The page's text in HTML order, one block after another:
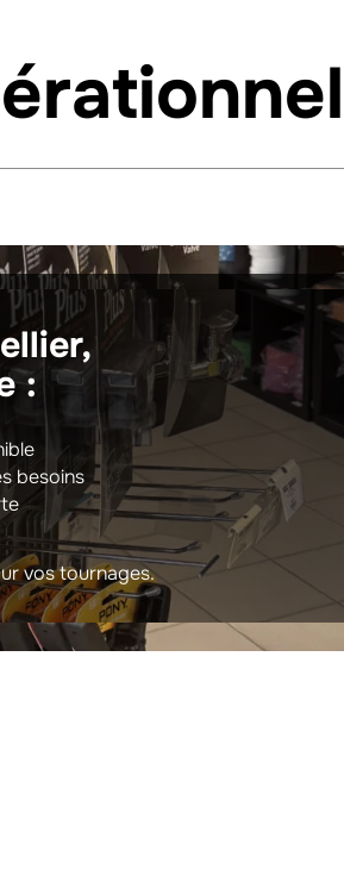
:
besoins
vos tournages.